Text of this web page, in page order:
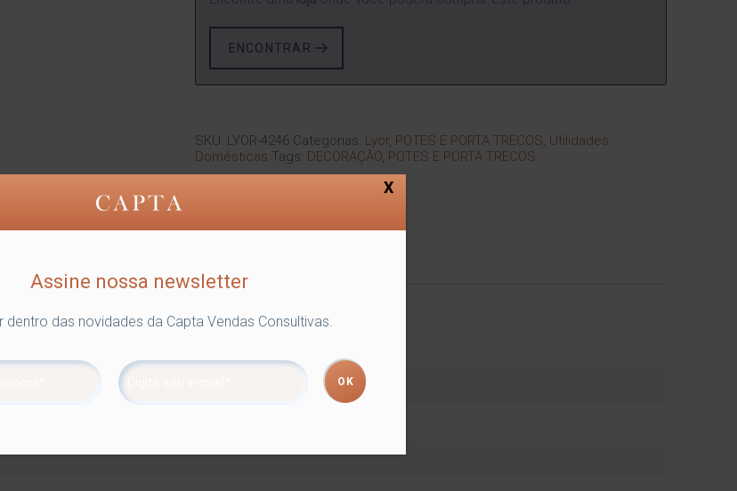
ENCONTRAR
SKU: LYOR-4246 Categorias: Lyor, POTES E PORTA TRECOS Utilidades
Domésticas Tags: DECORAÇÃO, POTES E PORTA TRECOS
Assine nossa newsletter
dentro das novidades da Capta Vendas Consultivas.
X